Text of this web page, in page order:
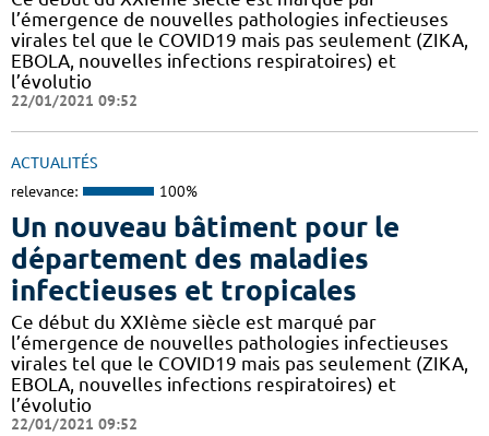
l’émergence de nouvelles pathologies infectieuses
virales tel que le COVID19 mais pas seulement (ZIKA,
EBOLA, nouvelles infections respiratoires) et
l’évolutio
22/01/2021 09:52
ACTUALITÉS
relevance: 100%
Un nouveau bâtiment pour le
département des maladies
infectieuses et tropicales
Ce début du XXIème siècle est marqué par
l’émergence de nouvelles pathologies infectieuses
virales tel que le COVID19 mais pas seulement (ZIKA,
EBOLA, nouvelles infections respiratoires) et
l’évolutio
22/01/2021 09:52